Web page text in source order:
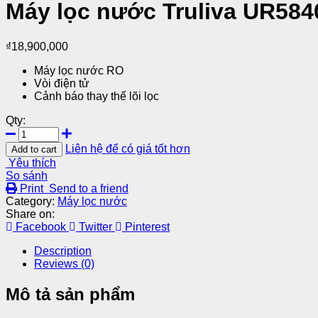
Máy lọc nước Truliva
₫18,900,000
Máy lọc nước RO
Vòi điện tử
Cảnh báo thay thế lõi lọc
Qty:
Add to cart
Liên hệ để có giá tốt hơn
Yêu thích
So sánh
Print Send to a friend
Category: Máy lọc nước
Share on:
Facebook
Twitter
Pinterest
Description
Reviews (0)
Mô tả sản phẩm